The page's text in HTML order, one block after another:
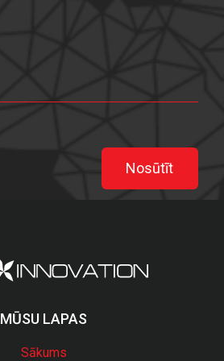
Nosūtīt
MŪSU LAPAS
Sākums